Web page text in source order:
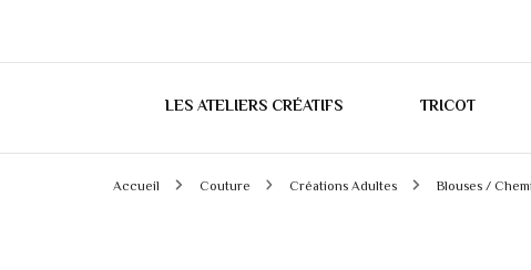
LES ATELIERS CRÉATIFS TRICOT
Accueil Couture Créations Adultes Blouses /